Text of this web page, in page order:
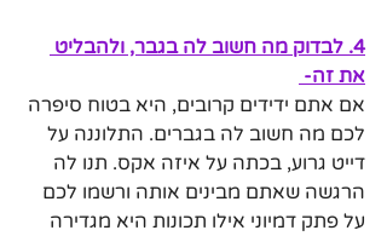
4. לבדוק מה חשוב לה בגבר, ולהבליט
את זה-
אם אתם ידידים קרובים, היא בטוח סיפרה
לכם מה חשוב לה בגברים. התלוננה על
דייט גרוע, בכתה על איזה אקס. תנו לה
הרגשה שאתם מבינים אותה ורשמו לכם
על פתק דמיוני אילו תכונות היא מגדירה